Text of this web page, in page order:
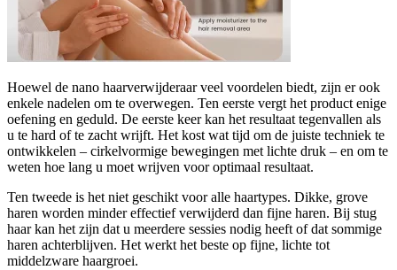
Hoewel de nano haarverwijderaar veel voordelen biedt, zijn er ook
enkele nadelen om te overwegen. Ten eerste vergt het product enige
oefening en geduld. De eerste keer kan het resultaat tegenvallen als
u te hard of te zacht wrijft. Het kost wat tijd om de juiste techniek te
ontwikkelen – cirkelvormige bewegingen met lichte druk – en om te
weten hoe lang u moet wrijven voor optimaal resultaat.
Ten tweede is het niet geschikt voor alle haartypes. Dikke, grove
haren worden minder effectief verwijderd dan fijne haren. Bij stug
haar kan het zijn dat u meerdere sessies nodig heeft of dat sommige
haren achterblijven. Het werkt het beste op fijne, lichte tot
middelzware haargroei.